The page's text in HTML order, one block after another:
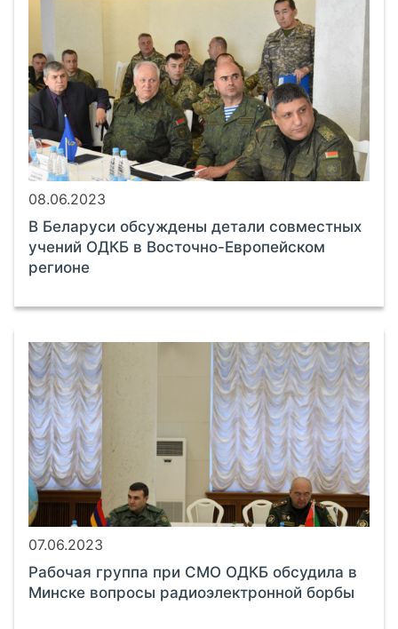
08.06.2023
В Беларуси обсуждены детали совместных
учений ОДКБ в Восточно-Европейском
регионе
07.06.2023
Рабочая группа при СМО ОДКБ обсудила в
Минске вопросы радиоэлектронной борбы